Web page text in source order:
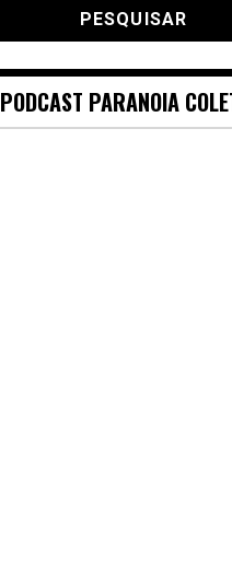
PODCAST PARANOIA